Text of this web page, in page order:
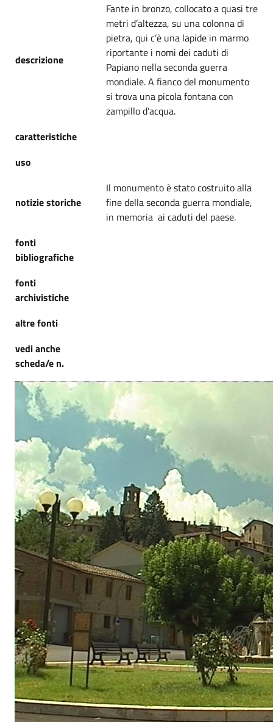
descrizione
Fante in bronzo, collocato a quasi tre
metri d’altezza, su una colonna di
pietra, qui c’è una lapide in marmo
riportante i nomi dei caduti di
Papiano nella seconda guerra
mondiale. A fianco del monumento
si trova una picola fontana con
zampillo d’acqua.
caratteristiche
uso
notizie storiche
Il monumento è stato costruito alla
fine della seconda guerra mondiale,
in memoria ai caduti del paese.
fonti
bibliografiche
fonti
archivistiche
altre fonti
vedi anche
scheda/e n.